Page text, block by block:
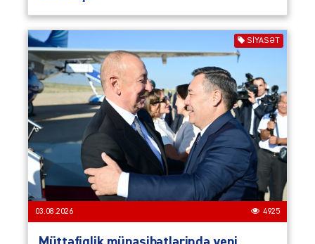
SIYASƏT
03.08.2026 4925